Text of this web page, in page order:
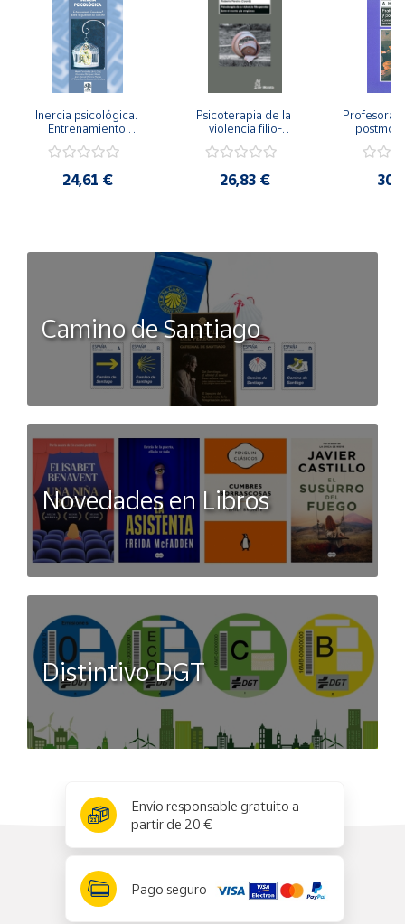
Inercia psicológica.
Entrenamiento
Igualdad de Género.
24,61 €
Psicoterapia de la
violencia filio-
secreto y la
26,83 €
Camino de Santiago
Novedades en Libros
Distintivo DGT
Envío responsable gratuito a
partir de 20 €
Pago seguro